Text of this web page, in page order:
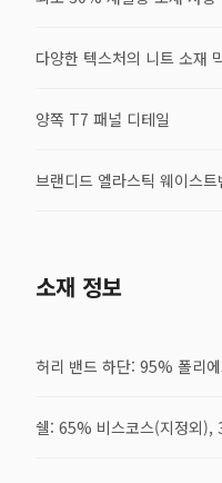
다양한 텍스처의 니트 소재
양쪽 T7 패널 디테일
브랜디드 엘라스틱 웨이스트
소재 정보
허리 밴드 하단: 95% 폴리
쉘: 65% 비스코스(지정외),